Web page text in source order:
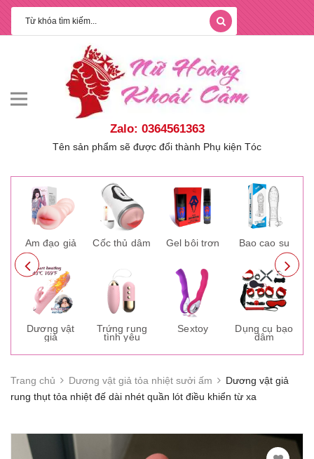
Zalo: 0364561363
Tên sản phẩm sẽ được đổi thành Phụ kiện Tóc
Âm đạo giả
Dương vật
giả
Cốc thủ dâm
Trứng rung
tình yêu
Gel bôi trơn
Sextoy
Bao cao su
Dụng cụ bạo
dâm
Trang chủ Dương vật giả tỏa nhiệt sưởi ấm
Dương vật giả
rung thụt tỏa nhiệt đế dài nhét quần lót điều khiển từ xa